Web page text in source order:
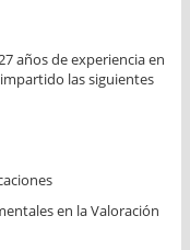
años de experiencia en
las siguientes
en la Valoración